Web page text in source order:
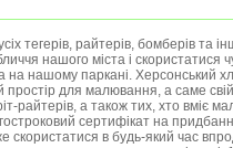
тегерів, райтерів, бомберів та
нашого міста і скористатися
на нашому паркані. Херсонський
простір для малювання, а саме
райтерів, а також тих, хто вміє
сертифікат на
в будь-який час